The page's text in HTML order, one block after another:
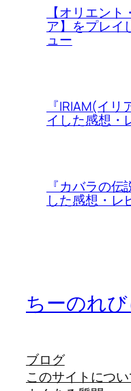
【オリエン
ア】をプレイ
ュー
『IRIAM(イ
イした感想・
『カバラの
した感想・レ
ちーのれ
ブログ
このサイトにつ